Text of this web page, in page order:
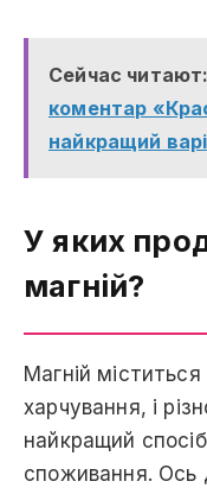
Сейчас читают:
коментар
найкращий
У яких
магній?
Магній
харчування, і
найкращий
споживання. Ось